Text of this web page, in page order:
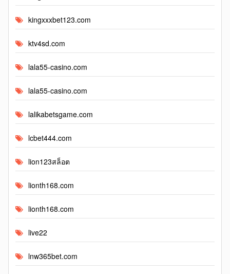
kingxxxbet123.com
ktv4sd.com
lala55-casino.com
lala55-casino.com
lalikabetsgame.com
lcbet444.com
lion123สล็อต
lionth168.com
lionth168.com
live22
lnw365bet.com